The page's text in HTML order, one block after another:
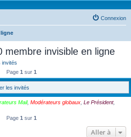
Connexion
membre invisible en ligne
invités
Page 1 sur 1
les invités
Mail, Modérateurs globaux Le Président,
Page 1 sur 1
Aller à